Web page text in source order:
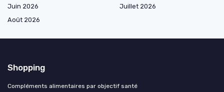
Juin 2026
Juillet 2026
Août 2026
Shopping
Compléments alimentaires par objectif santé